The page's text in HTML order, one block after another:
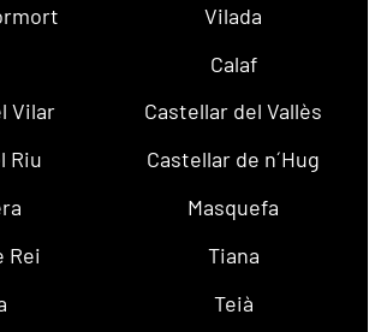
Vilada
Calaf
Vilar
Castellar del Vallès
Riu
Castellar de n´Hug
Masquefa
Rei
Tiana
Teià